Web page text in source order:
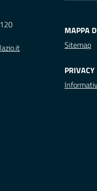
MAPPA
Sitemap
PRIVACY